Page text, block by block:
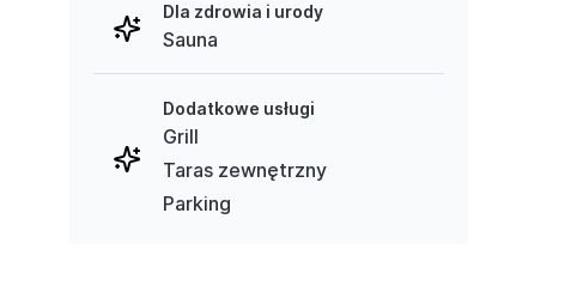
Dla zdrowia i urody
Sauna
Dodatkowe usługi
Grill
Taras zewnętrzny
Parking